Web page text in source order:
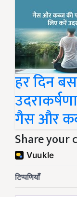
हर दिन
गैस और
Share your